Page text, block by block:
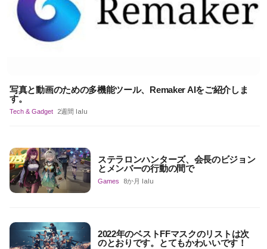
写真と動画のための多機能ツール、Remaker AIをご紹介しま
す。
Tech & Gadget 2週間 lalu
ステラロンハンターズ、会長のビジョン
とメンバーの行動の間で
Games 8か月 lalu
2022年のベストFFマスクのリストは次
のとおりです。とてもかわいいです！